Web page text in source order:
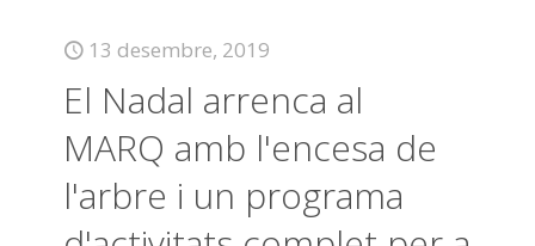
13 desembre, 2019
El Nadal arrenca al
MARQ amb l'encesa de
l'arbre i un programa